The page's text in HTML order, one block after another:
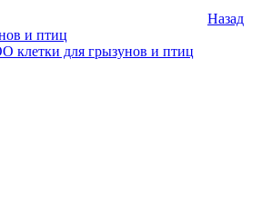
Назад
и птиц
клетки для грызунов и птиц